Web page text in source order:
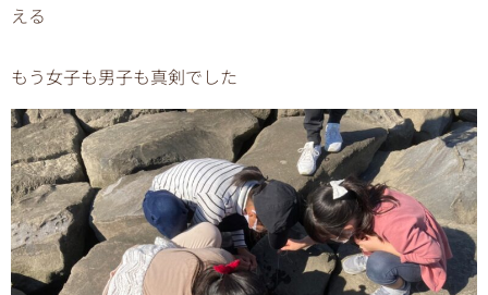
える
もう女子も男子も真剣でした